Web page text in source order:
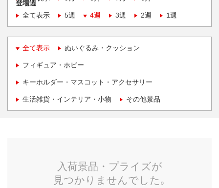
登場週
全て表示
5週 4週 3週 2週 1週
全て表示 ぬいぐるみ・クッション
フィギュア・ホビー
キーホルダー・マスコット・アクセサリー
生活雑貨・インテリア・小物 その他景品